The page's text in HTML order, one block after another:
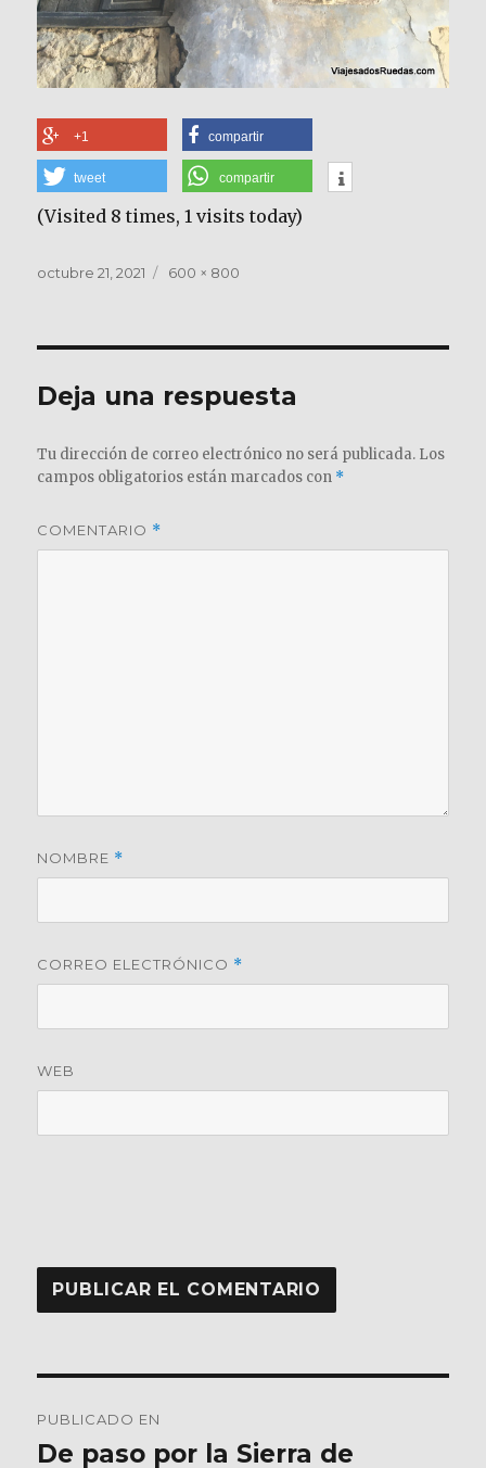
+1 compartir
tweet compartir
(Visited 8 times, 1 visits today)
Publicado
octubre 21, 2021
Tamaño
600 × 800
Deja una respuesta
Tu dirección de correo electrónico no será publicada. Los
campos obligatorios están marcados con *
COMENTARIO *
NOMBRE *
CORREO ELECTRÓNICO *
WEB
de
PUBLICADO EN
De paso por la Sierra de